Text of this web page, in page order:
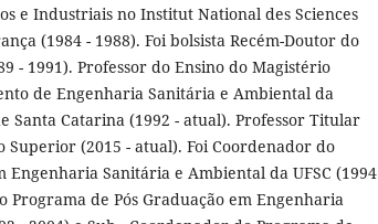
e Industriais no Institut National des Sciences
(1984 - 1988). Foi bolsista Recém-Doutor do
- 1991). Professor do Ensino do Magistério
de Engenharia Sanitária e Ambiental da
Santa Catarina (1992 - atual). Professor Titular
Superior (2015 - atual). Foi Coordenador do
Engenharia Sanitária e Ambiental da UFSC (1994
Programa de Pós Graduação em Engenharia